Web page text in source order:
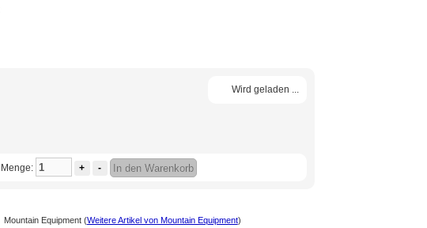
Wird geladen ...
Menge: + - In den Warenkorb
Mountain Equipment (Weitere Artikel von Mountain Equipment)